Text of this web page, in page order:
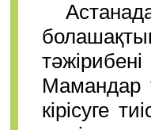
Мамандар
кірісуге